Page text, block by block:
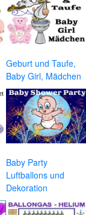
Geburt und Taufe,
Baby Girl, Mädchen
Baby Party
Luftballons und
Dekoration